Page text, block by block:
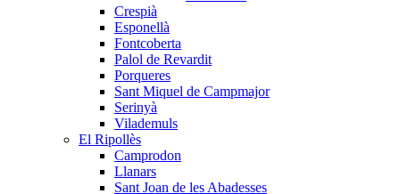
Crespià
Esponellà
Fontcoberta
Palol de Revardit
Porqueres
Sant Miquel de Campmajor
Serinyà
Vilademuls
El Ripollès
Camprodon
Llanars
Sant Joan de les Abadesses